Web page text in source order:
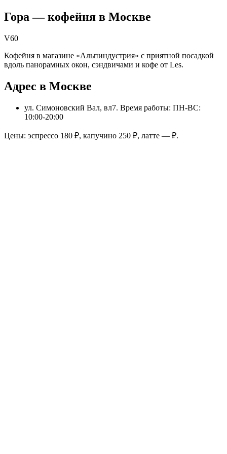
Гора — кофейня в Москве
V60
Кофейня в магазине «Альпиндустрия» с приятной посадкой
вдоль панорамных окон, сэндвичами и кофе от Les.
Адрес в Москве
ул. Симоновский Вал, вл7. Время работы: ПН-ВС:
10:00-20:00
Цены: эспрессо 180 ₽, капучино 250 ₽, латте — ₽.